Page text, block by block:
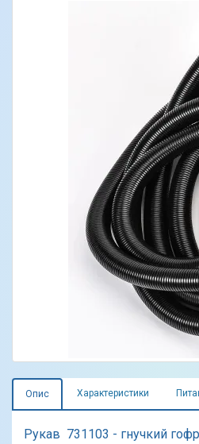
Опис Характеристики
Рукав 731103 - гнучкий